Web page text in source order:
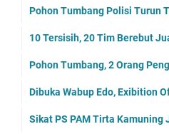
Pohon Tumbang Polisi Turun
10 Tersisih, 20 Tim Berebut
Pohon Tumbang, 2 Orang
Dibuka Wabup Edo, Exibition
Sikat PS PAM Tirta Kamuning